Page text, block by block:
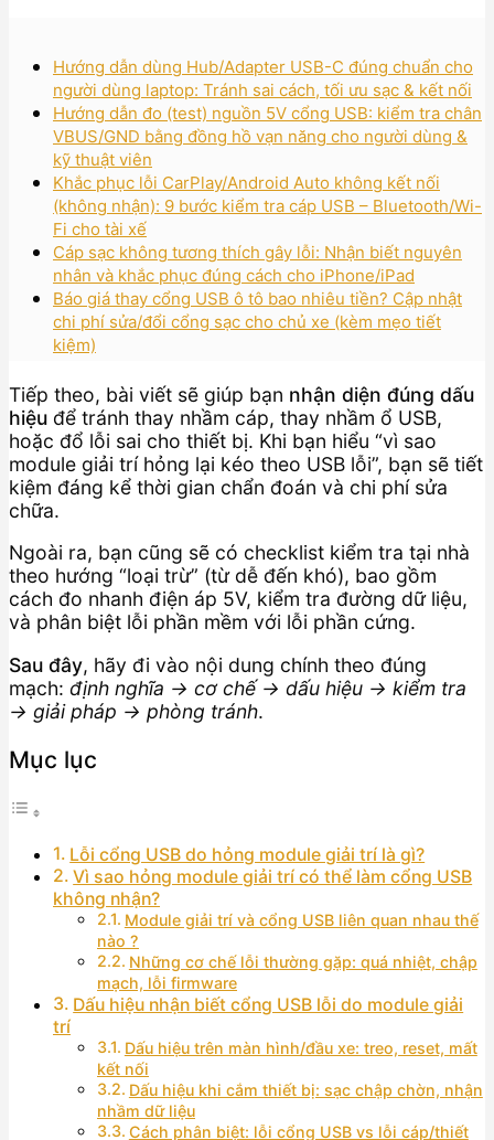
Hướng dẫn dùng Hub/Adapter USB-C đúng chuẩn cho
người dùng laptop: Tránh sai cách, tối ưu sạc & kết nối
Hướng dẫn đo (test) nguồn 5V cổng USB: kiểm tra chân
VBUS/GND bằng đồng hồ vạn năng cho người dùng &
kỹ thuật viên
Khắc phục lỗi CarPlay/Android Auto không kết nối
(không nhận): 9 bước kiểm tra cáp USB – Bluetooth/Wi-
Fi cho tài xế
Cáp sạc không tương thích gây lỗi: Nhận biết nguyên
nhân và khắc phục đúng cách cho iPhone/iPad
Báo giá thay cổng USB ô tô bao nhiêu tiền? Cập nhật
chi phí sửa/đổi cổng sạc cho chủ xe (kèm mẹo tiết
kiệm)
Tiếp theo, bài viết sẽ giúp bạn nhận diện đúng dấu
hiệu để tránh thay nhầm cáp, thay nhầm ổ USB,
hoặc đổ lỗi sai cho thiết bị. Khi bạn hiểu “vì sao
module giải trí hỏng lại kéo theo USB lỗi”, bạn sẽ tiết
kiệm đáng kể thời gian chẩn đoán và chi phí sửa
chữa.
Ngoài ra, bạn cũng sẽ có checklist kiểm tra tại nhà
theo hướng “loại trừ” (từ dễ đến khó), bao gồm
cách đo nhanh điện áp 5V, kiểm tra đường dữ liệu,
và phân biệt lỗi phần mềm với lỗi phần cứng.
Sau đây, hãy đi vào nội dung chính theo đúng
mạch: định nghĩa → cơ chế → dấu hiệu → kiểm tra
→ giải pháp → phòng tránh.
Mục lục
Lỗi cổng USB do hỏng module giải trí là gì?
Vì sao hỏng module giải trí có thể làm cổng USB
không nhận?
Module giải trí và cổng USB liên quan nhau thế
nào ?
Những cơ chế lỗi thường gặp: quá nhiệt, chập
mạch, lỗi firmware
Dấu hiệu nhận biết cổng USB lỗi do module giải
trí
Dấu hiệu trên màn hình/đầu xe: treo, reset, mất
kết nối
Dấu hiệu khi cắm thiết bị: sạc chập chờn, nhận
nhầm dữ liệu
Cách phân biệt: lỗi cổng USB vs lỗi cáp/thiết